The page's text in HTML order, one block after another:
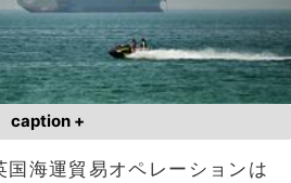
caption +
国海運貿易オペレーションは